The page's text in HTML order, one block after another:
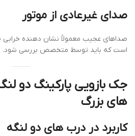
صدای غیرعادی از موتور
صداهای عجیب معمولاً نشان دهنده خرابی
است که باید توسط متخصص بررسی شود.
جک بازویی پارکینگ دو
های بزرگ
کاربرد در درب های دو لنگه